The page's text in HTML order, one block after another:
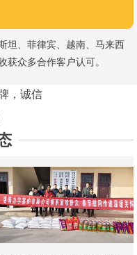
坦、菲律宾、越南、马来西
获众多合作客户认可。
，诚信